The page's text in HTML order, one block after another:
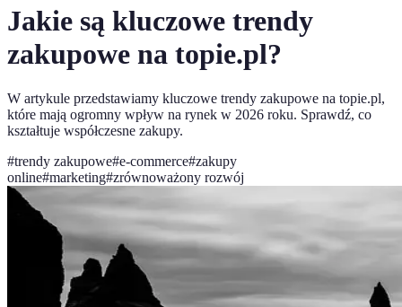
Jakie są kluczowe trendy
zakupowe na topie.pl?
W artykule przedstawiamy kluczowe trendy zakupowe na topie.pl,
które mają ogromny wpływ na rynek w 2026 roku. Sprawdź, co
kształtuje współczesne zakupy.
#trendy zakupowe#e-commerce#zakupy
online#marketing#zrównoważony rozwój